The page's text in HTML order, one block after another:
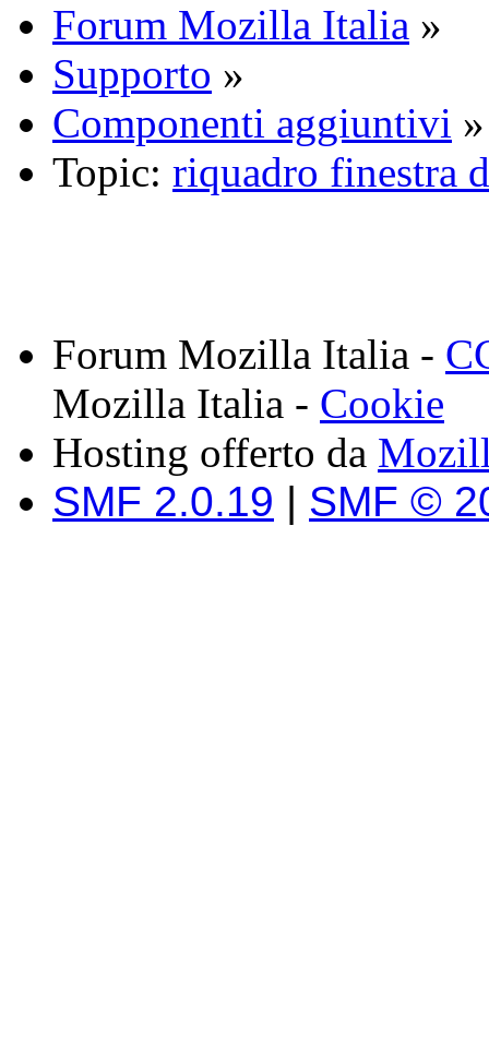
Forum Mozilla Italia »
Supporto »
Componenti aggiuntivi »
Topic: riquadro finestra
Forum Mozilla Italia -
Mozilla Italia - Cookie
Hosting offerto da
SMF 2.0.19 | SMF ©